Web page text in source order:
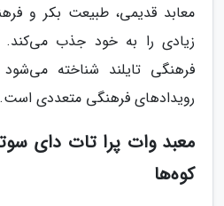
معابد قدیمی، طبیعت بکر و
زیادی را به خود جذب می‌کند.
فرهنگی تایلند شناخته
رویدادهای فرهنگی متعددی است.
معبد وات پرا تات دای
کوه‌ها